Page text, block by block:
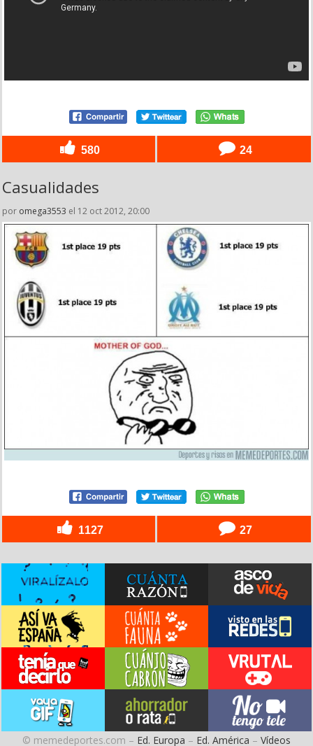
580 24
Casualidades
por omega3553 el 12 oct 2012, 20:00
1127 27
© memedeportes.com – Ed. Europa – Ed. América – Vídeos